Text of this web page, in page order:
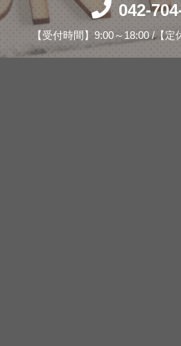
042-
【受付時間】9:00～18:00 /【